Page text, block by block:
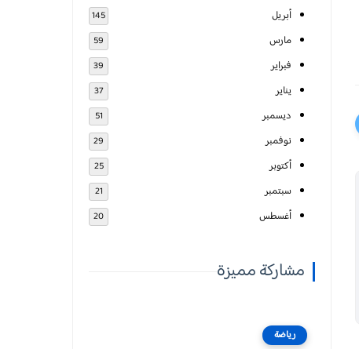
أبريل 145
مارس 59
فبراير 39
يناير 37
ديسمبر 51
نوفمبر 29
أكتوبر 25
سبتمبر 21
أغسطس 20
مشاركة مميزة
رياضة